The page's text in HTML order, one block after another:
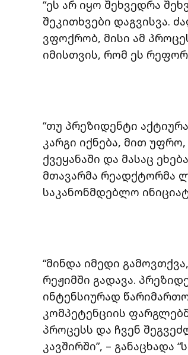
“ეს არ იყო შეხვედრა
შეკითხვები დაგვისვა.
ვფოქრობ, მისი ამ
იმისთვის, რომ ეს
“თუ პრეზიდენტი
კარგი იქნება, მით
ქვეყანაში და მასაც
მთავარმა რეადქტორმა
საკანონმდებლო
“მინდა იმედი
რეჟიმში გადავა.
ინტენსიურად
კომპეტენციის
პროცესს და ჩვენ
კავშირში”, – განაცხადა